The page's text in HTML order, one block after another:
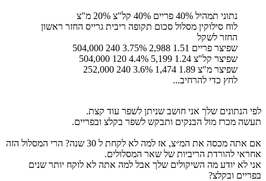
נתוני תמהיל 40% פריים 40% קל"צ 20% מ"צ
לוח סילוקין מסלול סכום תקופה ריבית גרייס החזר ראשון
החזר לשקל
שפיצר פריים 1.51 2,988 3.75% 240 504,000
שפיצר קל"צ 1.24 5,199 4.4% 120 504,000
שפיצר מ"צ 1.89 1,474 3.6% 240 252,000
לחץ כדי להרחיב...
לפי הנתונים שלך אני חושב שניתן לשפר עוד קצת.
תעשה מכרז מול הבנקים ותבקש לשפר בקלצ ובפריים.
אם אתה מכסה את המ״צ, אז למה לא לקחת ל 30 שנה? הרי המסלול הזה
אחראי להורדת הריביות של שאר המסלולים.
אני לא יודע מה השיקולים שלך אבל למה אתה לא לוקח יותר שנים
בפריים ובקלצ?